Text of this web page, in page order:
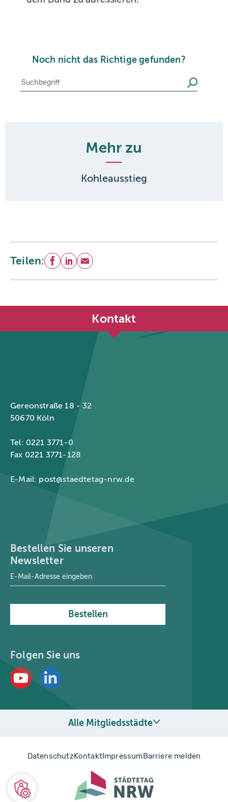
Noch nicht das Richtige gefunden?
Suche Suchen
Mehr zu
Kohleausstieg
Teilen: Facebook
LinkedIn
E-Mail
Kontakt
Gereonstraße 18 - 32
50670 Köln
Tel: 0221 3771-0
Fax 0221 3771-128
E-Mail: post@staedtetag-nrw.de
Bestellen Sie unseren
Newsletter
E-Mail-Adresse
Bestellen
Folgen Sie uns
Alle Mitgliedsstädte
DatenschutzKontaktImpressumBarriere melden